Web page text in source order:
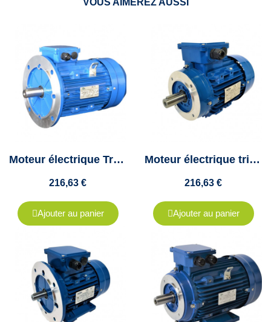
VOUS AIMEREZ AUSSI
Moteur électrique Triphasé 2.2Kw - 230/400V - 1500Tr/min - B5 - Cemer
216,63 €
Ajouter au panier
Moteur électrique triphasé 2.2Kw - 230/400V - 1500Tr/min - B14 - Cemer
216,63 €
Ajouter au panier